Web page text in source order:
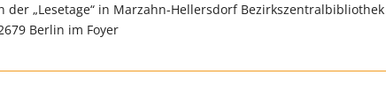
„Lesetage“ in Marzahn-Hellersdorf Bezirkszentralbibliothek
Berlin im Foyer